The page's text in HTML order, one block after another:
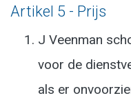
Artikel 5 - Prijs
J Veenman
voor de
als er